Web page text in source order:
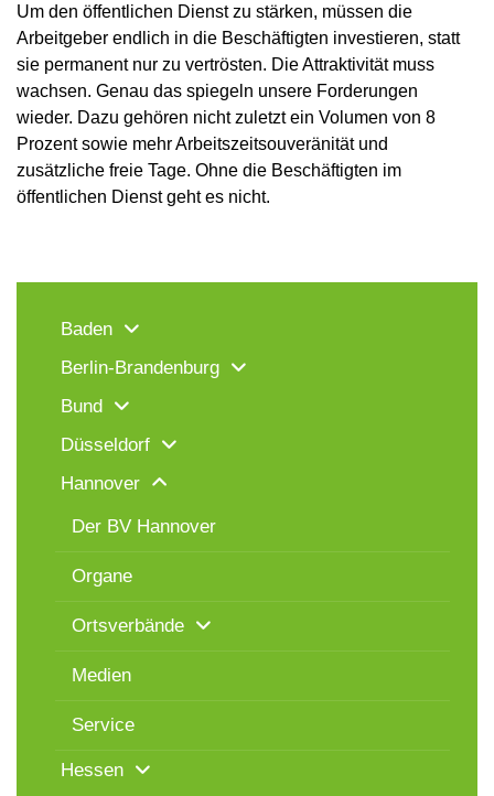
Um den öffentlichen Dienst zu stärken, müssen die
Arbeitgeber endlich in die Beschäftigten investieren, statt
sie permanent nur zu vertrösten. Die Attraktivität muss
wachsen. Genau das spiegeln unsere Forderungen
wieder. Dazu gehören nicht zuletzt ein Volumen von 8
Prozent sowie mehr Arbeitszeitsouveränität und
zusätzliche freie Tage. Ohne die Beschäftigten im
öffentlichen Dienst geht es nicht.
Baden
Berlin-Brandenburg
Bund
Düsseldorf
Hannover
Der BV Hannover
Organe
Ortsverbände
Medien
Service
Hessen